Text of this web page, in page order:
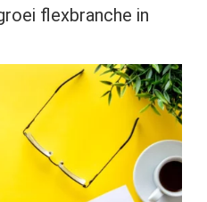
flexbranche in